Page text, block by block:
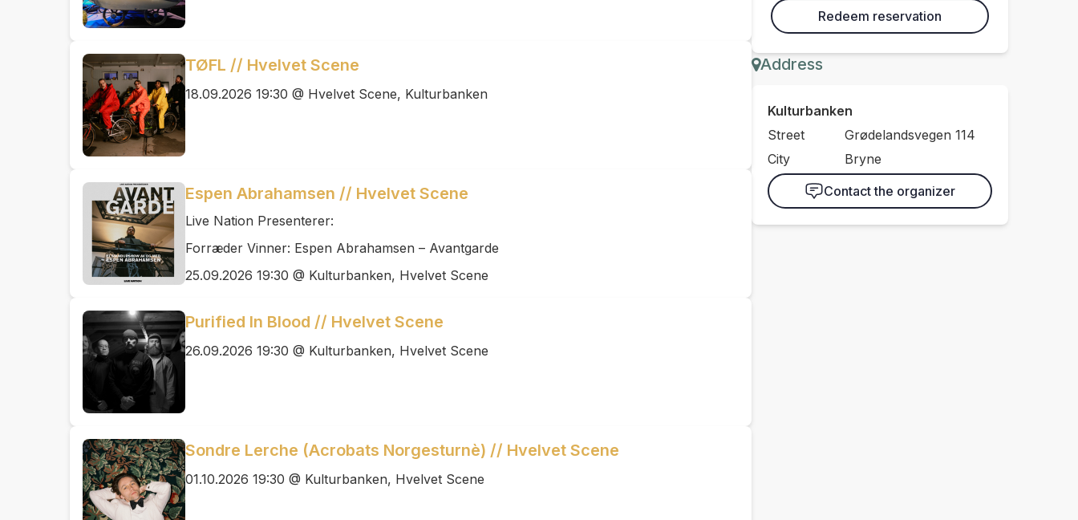
TØFL // Hvelvet Scene
18.09.2026 19:30 @ Hvelvet Scene, Kulturbanken
Espen Abrahamsen // Hvelvet Scene
Live Nation Presenterer:
Forræder Vinner: Espen Abrahamsen – Avantgarde
25.09.2026 19:30 @ Kulturbanken, Hvelvet Scene
Purified In Blood // Hvelvet Scene
26.09.2026 19:30 @ Kulturbanken, Hvelvet Scene
Sondre Lerche (Acrobats Norgesturnè) // Hvelvet Scene
01.10.2026 19:30 @ Kulturbanken, Hvelvet Scene
Redeem reservation
Address
Kulturbanken
Street
Grødelandsvegen 114
City
Bryne
Contact the organizer